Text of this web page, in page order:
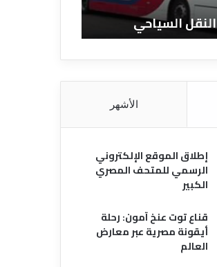
السياحي
م
ي
الأشهر
إطلاق الموقع الإلكتروني
الرسمي للمتحف المصري
الكبير
قناع توت عنخ آمون: رحلة
أيقونة مصرية عبر معارض
العالم